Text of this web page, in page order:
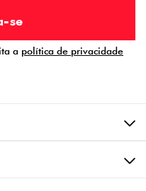
a política de privacidade